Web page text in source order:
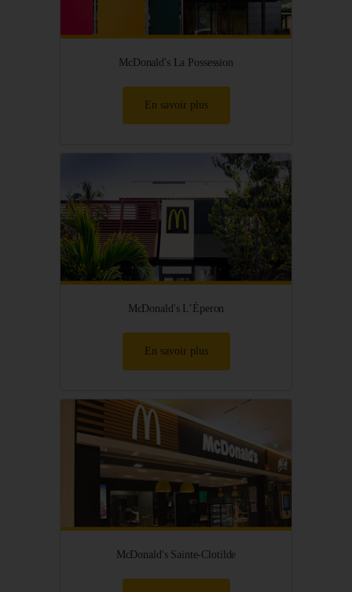
McDonald's La Possession
En savoir plus
McDonald's L’Éperon
En savoir plus
McDonald's Sainte-Clotilde